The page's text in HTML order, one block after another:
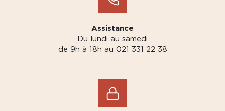
Assistance
Du lundi au samedi
de 9h à 18h au 021 331 22 38